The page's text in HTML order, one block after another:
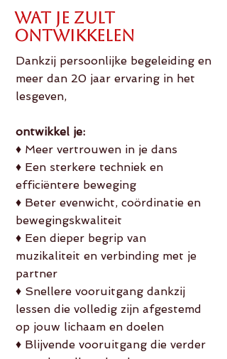
Wat je zult
ontwikkelen
Dankzij persoonlijke begeleiding en
meer dan 20 jaar ervaring in het
lesgeven,
ontwikkel je:
♦ Meer vertrouwen in je dans
♦ Een sterkere techniek en
efficiëntere beweging
♦ Beter evenwicht, coördinatie en
bewegingskwaliteit
♦ Een dieper begrip van
muzikaliteit en verbinding met je
partner
♦ Snellere vooruitgang dankzij
lessen die volledig zijn afgestemd
op jouw lichaam en doelen
♦ Blijvende vooruitgang die verder